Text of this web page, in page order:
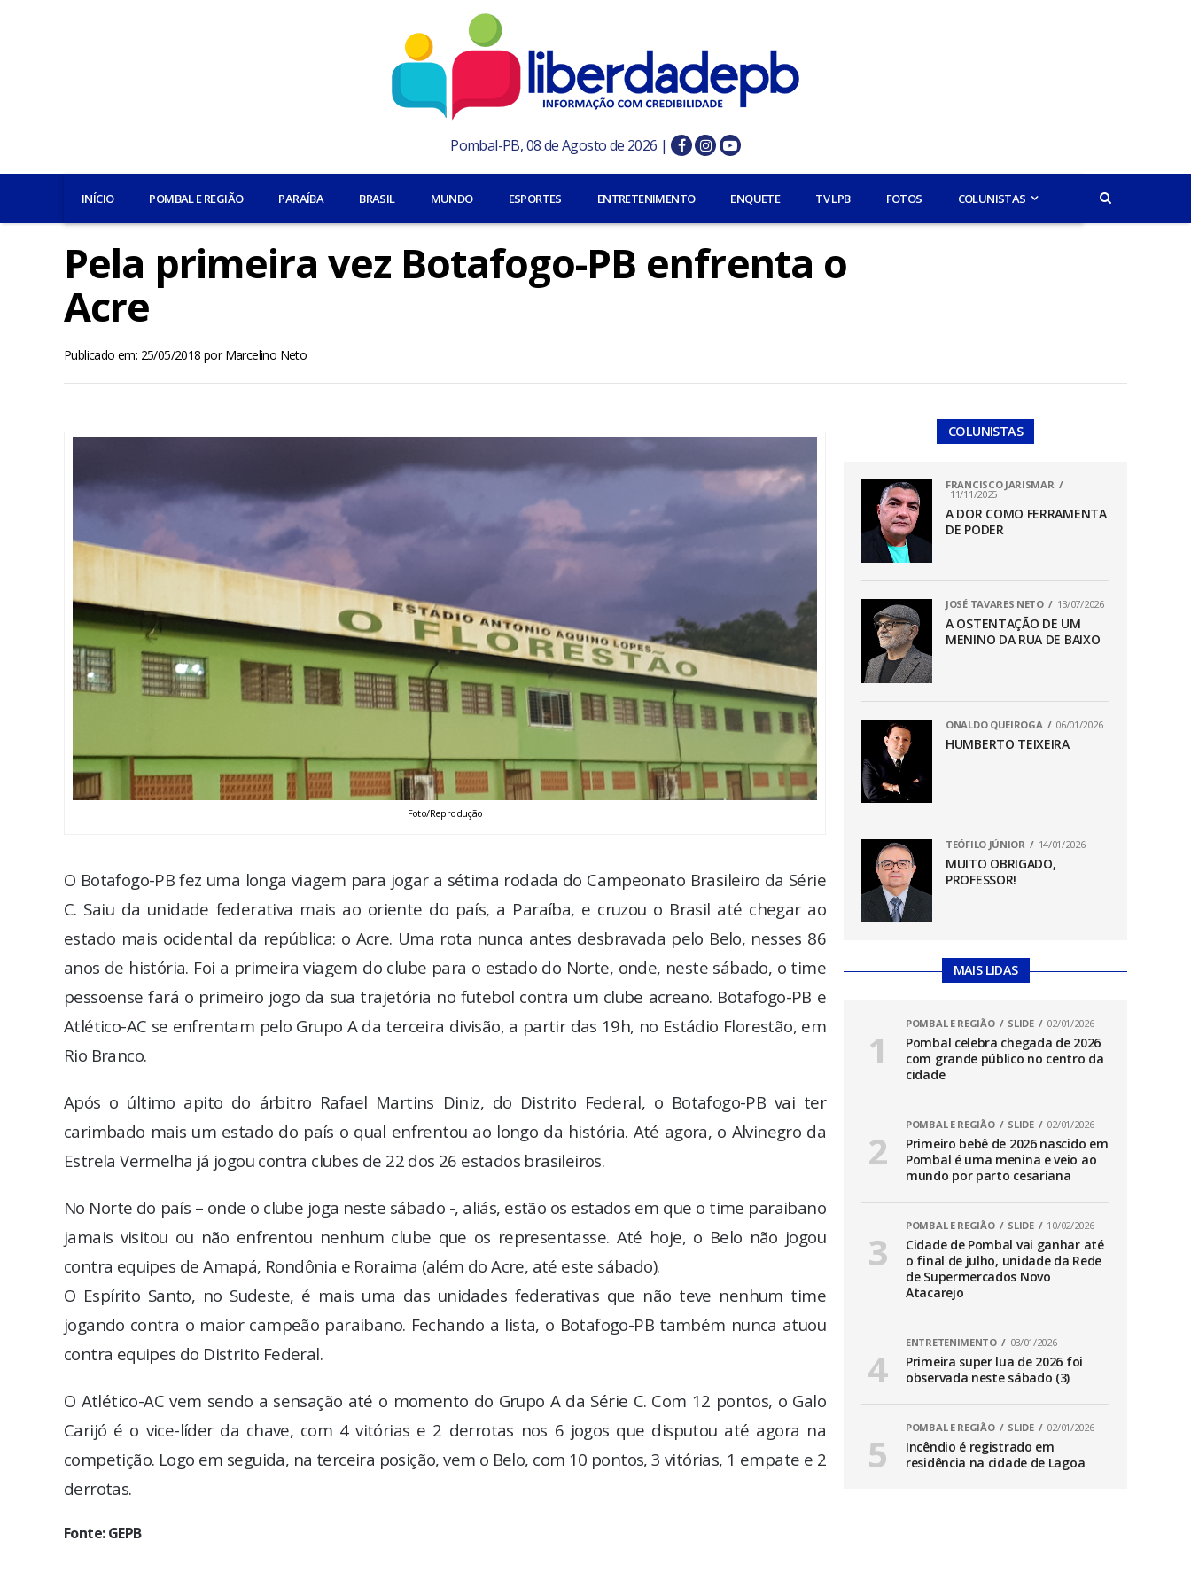
Pombal-PB, 08 de Agosto de 2026 |
INÍCIO POMBAL E REGIÃO PARAÍBA BRASIL MUNDO ESPORTES ENTRETENIMENTO ENQUETE TV LPB FOTOS COLUNISTAS
Pela primeira vez Botafogo-PB enfrenta o
Acre
Publicado em: 25/05/2018 porMarcelino Neto
Foto/Reprodução
O Botafogo-PB fez uma longa viagem para jogar a sétima rodada do Campeonato Brasileiro da Série
C. Saiu da unidade federativa mais ao oriente do país, a Paraíba, e cruzou o Brasil até chegar ao
estado mais ocidental da república: o Acre. Uma rota nunca antes desbravada pelo Belo, nesses 86
anos de história. Foi a primeira viagem do clube para o estado do Norte, onde, neste sábado, o time
pessoense fará o primeiro jogo da sua trajetória no futebol contra um clube acreano. Botafogo-PB e
Atlético-AC se enfrentam pelo Grupo A da terceira divisão, a partir das 19h, no Estádio Florestão, em
Rio Branco.
Após o último apito do árbitro Rafael Martins Diniz, do Distrito Federal, o Botafogo-PB vai ter
carimbado mais um estado do país o qual enfrentou ao longo da história. Até agora, o Alvinegro da
Estrela Vermelha já jogou contra clubes de 22 dos 26 estados brasileiros.
No Norte do país – onde o clube joga neste sábado -, aliás, estão os estados em que o time paraibano
jamais visitou ou não enfrentou nenhum clube que os representasse. Até hoje, o Belo não jogou
contra equipes de Amapá, Rondônia e Roraima (além do Acre, até este sábado).
O Espírito Santo, no Sudeste, é mais uma das unidades federativas que não teve nenhum time
jogando contra o maior campeão paraibano. Fechando a lista, o Botafogo-PB também nunca atuou
contra equipes do Distrito Federal.
O Atlético-AC vem sendo a sensação até o momento do Grupo A da Série C. Com 12 pontos, o Galo
Carijó é o vice-líder da chave, com 4 vitórias e 2 derrotas nos 6 jogos que disputou até agora na
competição. Logo em seguida, na terceira posição, vem o Belo, com 10 pontos, 3 vitórias, 1 empate e 2
derrotas.
Fonte: GEPB
COLUNISTAS
FRANCISCO JARISMAR
11/11/2025
A DOR COMO FERRAMENTA
DE PODER
JOSÉ TAVARES NETO 13/07/2026
A OSTENTAÇÃO DE UM
MENINO DA RUA DE BAIXO
ONALDO QUEIROGA 06/01/2026
HUMBERTO TEIXEIRA
TEÓFILO JÚNIOR 14/01/2026
MUITO OBRIGADO,
PROFESSOR!
MAIS LIDAS
POMBAL E REGIÃO SLIDE 02/01/2026
Pombal celebra chegada de 2026
com grande público no centro da
cidade
POMBAL E REGIÃO SLIDE 02/01/2026
Primeiro bebê de 2026 nascido em
Pombal é uma menina e veio ao
mundo por parto cesariana
POMBAL E REGIÃO SLIDE 10/02/2026
Cidade de Pombal vai ganhar até
o final de julho, unidade da Rede
de Supermercados Novo
Atacarejo
ENTRETENIMENTO 03/01/2026
Primeira super lua de 2026 foi
observada neste sábado (3)
POMBAL E REGIÃO SLIDE 02/01/2026
Incêndio é registrado em
residência na cidade de Lagoa